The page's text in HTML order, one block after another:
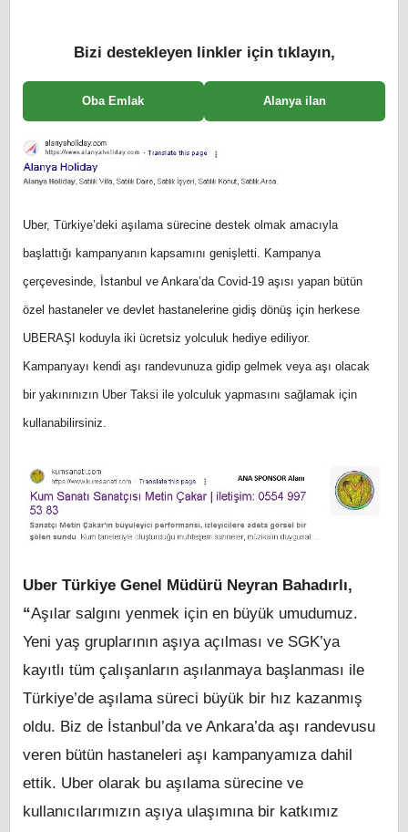
Bizi destekleyen linkler için tıklayın,
Oba Emlak Alanya ilan
Uber, Türkiye’deki aşılama sürecine destek olmak amacıyla
başlattığı kampanyanın kapsamını genişletti. Kampanya
çerçevesinde, İstanbul ve Ankara’da Covid-19 aşısı yapan bütün
özel hastaneler ve devlet hastanelerine gidiş dönüş için herkese
UBERAŞI koduyla iki ücretsiz yolculuk hediye ediliyor.
Kampanyayı kendi aşı randevunuza gidip gelmek veya aşı olacak
bir yakınınızın Uber Taksi ile yolculuk yapmasını sağlamak için
kullanabilirsiniz.
Uber Türkiye Genel Müdürü Neyran Bahadırlı,
“Aşılar salgını yenmek için en büyük umudumuz.
Yeni yaş gruplarının aşıya açılması ve SGK’ya
kayıtlı tüm çalışanların aşılanmaya başlanması ile
Türkiye’de aşılama süreci büyük bir hız kazanmış
oldu. Biz de İstanbul’da ve Ankara’da aşı randevusu
veren bütün hastaneleri aşı kampanyamıza dahil
ettik. Uber olarak bu aşılama sürecine ve
kullanıcılarımızın aşıya ulaşımına bir katkımız